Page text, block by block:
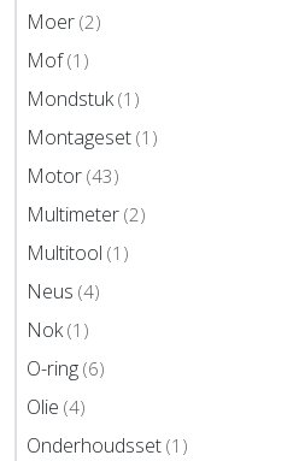
Moer (2)
Mof(1)
Mondstuk(1)
Montageset (1)
Motor (43)
Multimeter (2)
Multitool (1)
Neus (4)
Nok(1)
O-ring (6)
Olie (4)
Onderhoudsset (1)